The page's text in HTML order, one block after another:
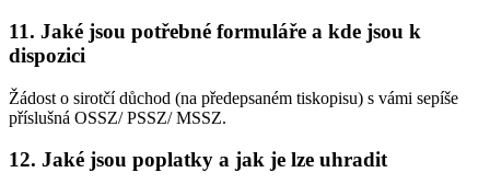
11. Jaké jsou potřebné formuláře a kde jsou k
dispozici
Žádost o sirotčí důchod (na předepsaném tiskopisu) s vámi sepíše
příslušná OSSZ/ PSSZ/ MSSZ.
12. Jaké jsou poplatky a jak je lze uhradit